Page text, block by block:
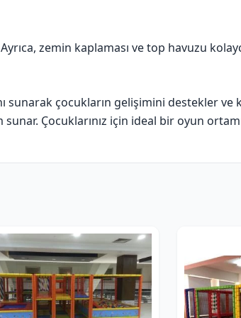
zemin kaplaması ve top havuzu
sunarak çocukların gelişimini destekler ve
Çocuklarınız için ideal bir oyun